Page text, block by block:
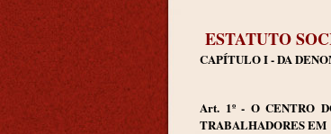
ESTATUTO
CAPÍTULOI - DA
Art. 1º - O CENTRO
TRABALHADORES EM